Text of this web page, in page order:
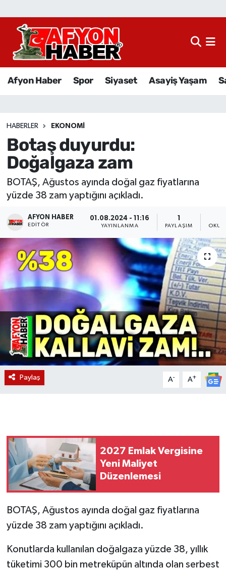
Afyon Haber Spor Siyaset Asayiş Yaşam
HABERLER EKONOMI
Botaş duyurdu:
Doğalgaza zam
BOTAŞ, Ağustos ayında doğal gaz fiyatlarına
yüzde 38 zam yaptığını açıkladı.
AFYON HABER
EDITÖR
01.08.2024 - 11:16
YAYINLANMA PAYLAŞIM
Paylaş A- A+
2027 Emlak Vergisine
Yeni Maliyet
Düzenlemesi
BOTAŞ, Ağustos ayında doğal gaz fiyatlarına
yüzde 38 zam yaptığını açıkladı.
Konutlarda kullanılan doğalgaza yüzde 38, yıllık
tüketimi 300 bin metreküpün altında olan serbest
Afyon Haber
Sağlık
Eğitim
Sivil Toplum
Ekonomi
Magazin
Etkinlikler